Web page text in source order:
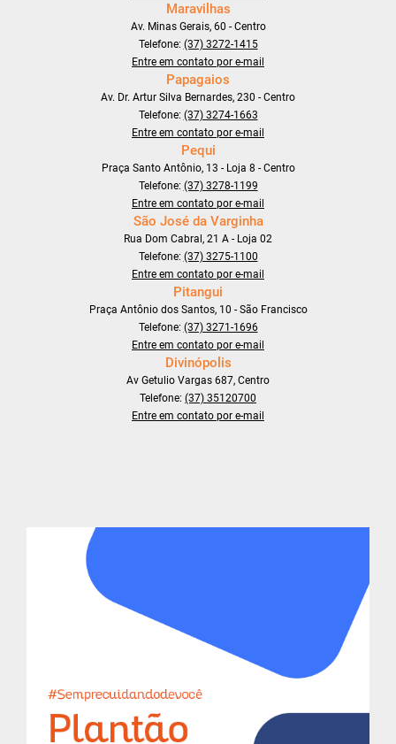
Maravilhas
Av. Minas Gerais, 60 - Centro
Telefone: (37) 3272-1415
Entre em contato por e-mail
Papagaios
Av. Dr. Artur Silva Bernardes, 230 - Centro
Telefone: (37) 3274-1663
Entre em contato por e-mail
Pequi
Praça Santo Antônio, 13 - Loja 8 - Centro
Telefone: (37) 3278-1199
Entre em contato por e-mail
São José da Varginha
Rua Dom Cabral, 21 A - Loja 02
Telefone: (37) 3275-1100
Entre em contato por e-mail
Pitangui
Praça Antônio dos Santos, 10 - São Francisco
Telefone: (37) 3271-1696
Entre em contato por e-mail
Divinópolis
Av Getulio Vargas 687, Centro
Telefone: (37) 35120700
Entre em contato por e-mail